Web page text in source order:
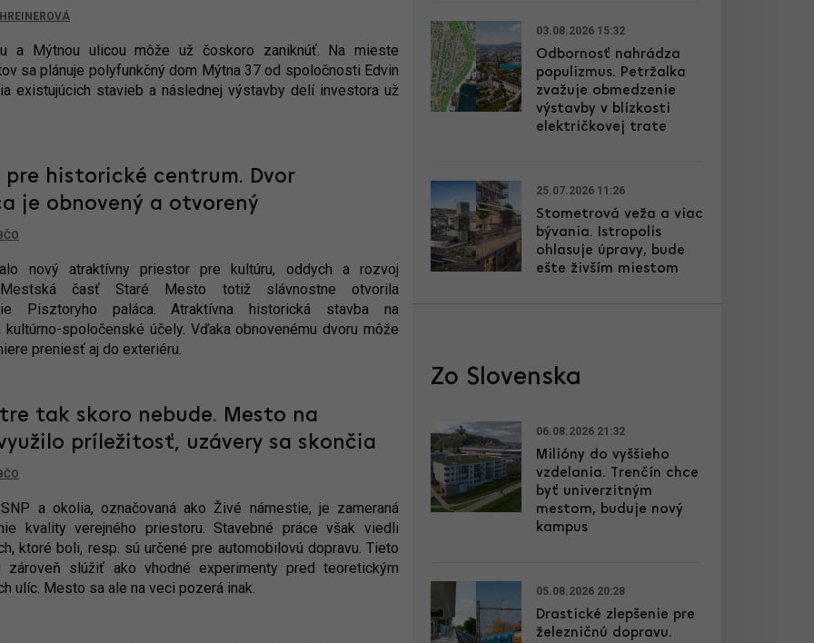
a Mýtnou ulicou môže už čoskoro zaniknúť. Na mieste
sa plánuje polyfunkčný dom Mýtna 37 od spoločnosti Edvin
existujúcich stavieb a následnej výstavby delí investora už
pre historické centrum. Dvor
je obnovený a otvorený
nový atraktívny priestor pre kultúru, oddych a rozvoj
Mestská časť Staré Mesto totiž slávnostne otvorila
Pisztoryho paláca. Atraktívna historická stavba na
spoločenské účely. Vďaka obnovenému dvoru môže
preniesť aj do exteriéru.
tak skoro nebude. Mesto na
príležitosť, uzávery sa skončia
a okolia, označovaná ako Živé námestie, je zameraná
kvality verejného priestoru. Stavebné práce však viedli
ktoré boli, resp. sú určené pre automobilovú dopravu. Tieto
zároveň slúžiť ako vhodné experimenty pred teoretickým
ulíc. Mesto sa ale na veci pozerá inak.
03.08.2026 15:32
Odbornosť nahrádza
populizmus. Petržalka
zvažuje obmedzenie
výstavby v blízkosti
električkovej trate
25.07.2026 11:26
Stometrová veža a viac
bývania. Istropolis
ohlasuje úpravy, bude
ešte živším miestom
Zo Slovenska
06.08.2026 21:32
Milióny do vyššieho
vzdelania. Trenčín chce
byť univerzitným
mestom, buduje nový
kampus
05.08.2026 20:28
Drastické zlepšenie pre
železničnú dopravu.